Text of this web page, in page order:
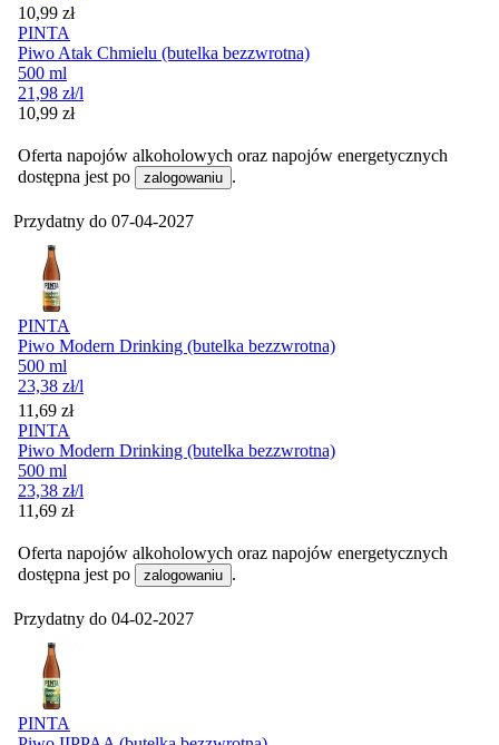
Cena
10,99 zł
PINTA
Piwo Atak Chmielu (butelka bezzwrotna)
500 ml
21,98 zł/l
Cena
10,99 zł
Oferta napojów alkoholowych oraz napojów energetycznych
dostępna jest po
zalogowaniu .
Przydatny do 07-04-2027
PINTA
Piwo Modern Drinking (butelka bezzwrotna)
500 ml
23,38 zł/l
Cena
11,69 zł
PINTA
Piwo Modern Drinking (butelka bezzwrotna)
500 ml
23,38 zł/l
Cena
11,69 zł
Oferta napojów alkoholowych oraz napojów energetycznych
dostępna jest po
zalogowaniu .
Przydatny do 04-02-2027
PINTA